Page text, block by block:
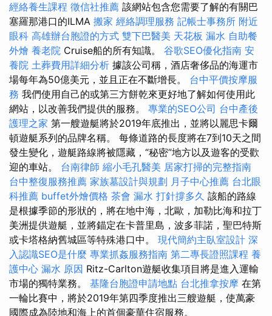
經絡養生課程 徵信社推薦 該網站包含您需要了解的有關巴
塞羅那港口的ILMA 搬家 經絡調理服務 記帳士事務所 附近
眼科 高雄辦台胞證的方式 雙下巴醫美 天花板 漏水 自助餐
外燴 養老院 Cruise船的所有知識。 谷歌SEO優化指南 安
養院 土葬費用詳細分析 據該公司稱，酒店奢侈品的海運市
場每年為50億美元，並且正在不斷增長。 台中平價按摩服
務 我們使用自己的或第三方餅乾來更好地了解如何使用此
網站，以改善我們提供的服務。 專業的SEO公司 台中產後
護理之家 第一艘遊艇將於2019年底推出，並將以麗思卡爾
頓遊艇系列的品牌名稱。 每條道路的長度將在7到10天之間
發生變化，遊艇路線將被隱藏，“秘密”地方以及遊客的受歡
迎的車站。 台南律師 縮小毛孔醫美 居家打掃的完整指南
台中整復服務推薦 家族墓設計與規劃 月子中心推薦 台北眼
科推薦 buffet外燴價格 茶會 漏水 打針撐多久 該船的路線
是根據季節的形狀的，將在地中海，北歐，加勒比海和拉丁
美洲提供遊艇，並將錨定在卡普里島，波多菲諾，聖巴特斯
或卡塔格納舊城區等特殊港口中。 現代簡約主臥室設計 深
入認識SEO是什麼 專業抓姦服務指南 第二專長證照課程 養
護中心 漏水 原因 Ritz-Carlton遊艇收集項目將是進入運輸
市場的獨特業務。 基隆台胞證申請地點 台北推拿按摩 在第
一輪比賽中，將於2019年第四季度推出三艘遊艇，使萬豪
國際成為陸地和海上的首個豪華住宿服務。